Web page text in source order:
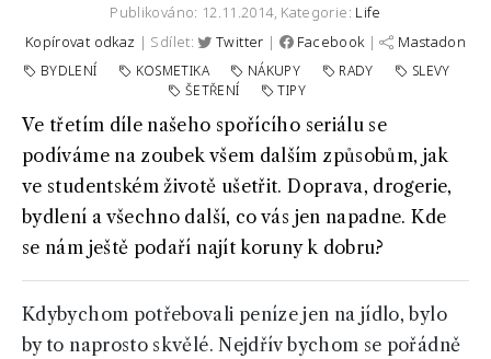
Publikováno: 12.11.2014, Kategorie: Life
Kopírovat odkaz | Sdílet: Twitter | Facebook | Mastadon
BYDLENÍ KOSMETIKA NÁKUPY RADY
SLEVY
ŠETŘENÍ
TIPY
Ve třetím díle našeho spořícího seriálu se
podíváme na zoubek všem dalším způsobům, jak
ve studentském životě ušetřit. Doprava, drogerie,
bydlení a všechno další, co vás jen napadne. Kde
se nám ještě podaří najít koruny k dobru?
Kdybychom potřebovali peníze jen na jídlo, bylo
by to naprosto skvělé. Nejdřív bychom se pořádně